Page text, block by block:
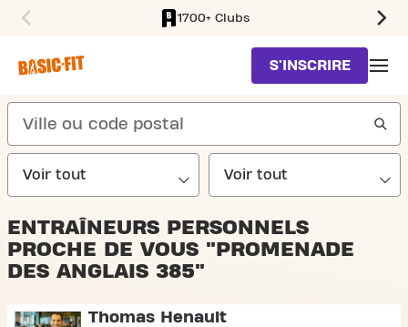
1700+ Clubs
S'INSCRIRE
search
ENTRAÎNEURS PERSONNELS
PROCHE DE VOUS "PROMENADE
DES ANGLAIS 385"
Thomas Henault